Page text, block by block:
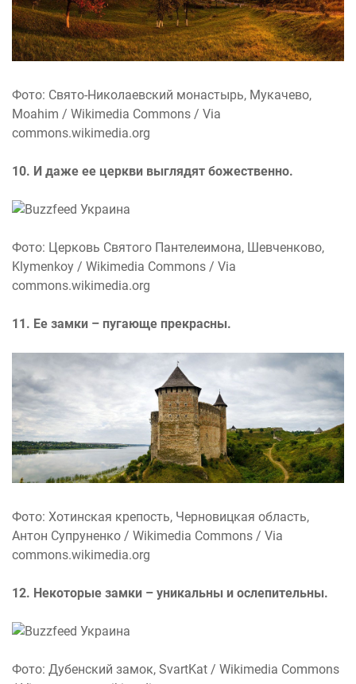
Фото: Свято-Николаевский монастырь, Мукачево,
Moahim / Wikimedia Commons / Via
commons.wikimedia.org
10. И даже ее церкви выглядят божественно.
Фото: Церковь Святого Пантелеимона, Шевченково,
Klymenkoy / Wikimedia Commons / Via
commons.wikimedia.org
11. Ее замки – пугающе прекрасны.
Фото: Хотинская крепость, Черновицкая область,
Антон Супруненко / Wikimedia Commons / Via
commons.wikimedia.org
12. Некоторые замки – уникальны и ослепительны.
Фото: Дубенский замок, SvartKat / Wikimedia Commons